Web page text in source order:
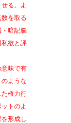
る。よ
を取る
・暗記脳
欲と評
意味で有
ような
権力行
トのよ
形成し